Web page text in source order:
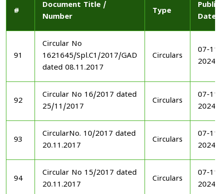
#
Document Title /
Number
Type
Date
91
Circular No
1621645/Spl.C1/2017/GAD
dated 08.11.2017
Circulars
07-11-
2024
92
Circular No 16/2017 dated
25/11/2017
Circulars
07-11-
2024
93
CircularNo. 10/2017 dated
20.11.2017
Circulars
07-11-
2024
94
Circular No 15/2017 dated
20.11.2017
Circulars
07-11-
2024